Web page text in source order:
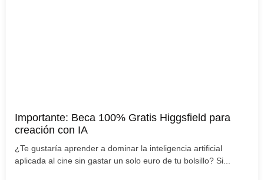
Importante: Beca 100% Gratis Higgsfield para
creación con IA
¿Te gustaría aprender a dominar la inteligencia artificial
aplicada al cine sin gastar un solo euro de tu bolsillo? Si...